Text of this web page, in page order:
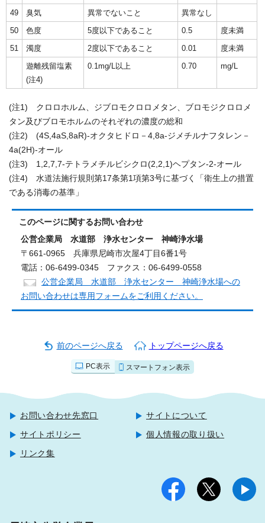
49
臭気 異常でないこと
異常なし
50
色度 5度以下であること 0.5
度未満
51
濁度 2度以下であること 0.01
度未満
遊離残留塩素
(注4)
0.1mg/L以上 0.70 mg/L
(注1) クロロホルム、ジブロモクロロメタン、ブロモジクロロメ
タン及びブロモホルムのそれぞれの濃度の総和
(注2) (4S,4aS,8aR)-オクタヒドロ－4,8a-ジメチルナフタレン－
4a(2H)-オール
(注3) 1,2,7,7-テトラメチルビシクロ(2,2,1)ヘプタン-2-オール
(注4) 水道法施行規則第17条第1項第3号に基づく「衛生上の措置
である消毒の基準」
このページに関するお問い合わせ
公営企業局 水道部 浄水センター 神崎浄水場
〒661-0965 兵庫県尼崎市次屋4丁目6番1号
電話：06-6499-0345 ファクス：06-6499-0558
公営企業局 水道部 浄水センター 神崎浄水場への
お問い合わせは専用フォームをご利用ください。
前のページへ戻る トップページへ戻る
PC表示 スマートフォン表示
お問い合わせ先窓口 サイトについて
サイトポリシー 個人情報の取り扱い
リンク集